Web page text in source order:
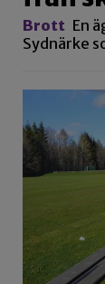
Brott En
Sydnärke